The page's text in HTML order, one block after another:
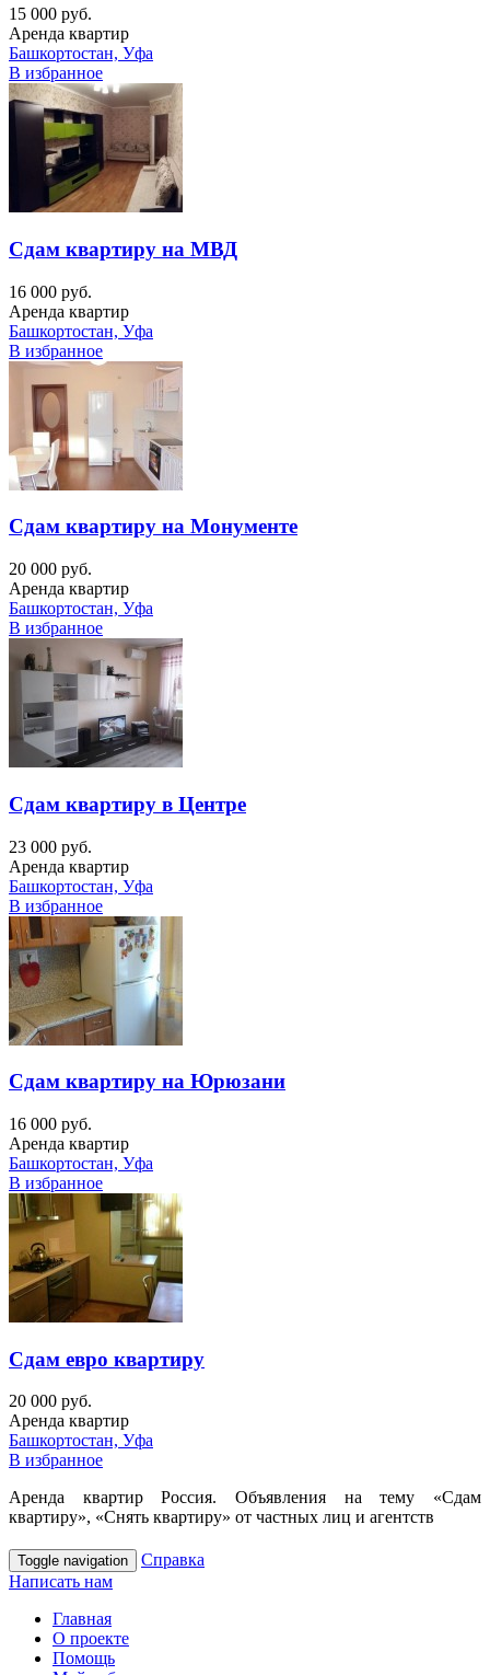
15 000 руб.
Аренда квартир
Башкортостан, Уфа
В избранное
Сдам квартиру на МВД
16 000 руб.
Аренда квартир
Башкортостан, Уфа
В избранное
Сдам квартиру на Монументе
20 000 руб.
Аренда квартир
Башкортостан, Уфа
В избранное
Сдам квартиру в Центре
23 000 руб.
Аренда квартир
Башкортостан, Уфа
В избранное
Сдам квартиру на Юрюзани
16 000 руб.
Аренда квартир
Башкортостан, Уфа
В избранное
Сдам евро квартиру
20 000 руб.
Аренда квартир
Башкортостан, Уфа
В избранное
Аренда квартир Россия. Объявления на тему «Сдам
квартиру», «Снять квартиру» от частных лиц и агентств
Toggle navigation
Справка
Написать нам
Главная
О проекте
Помощь